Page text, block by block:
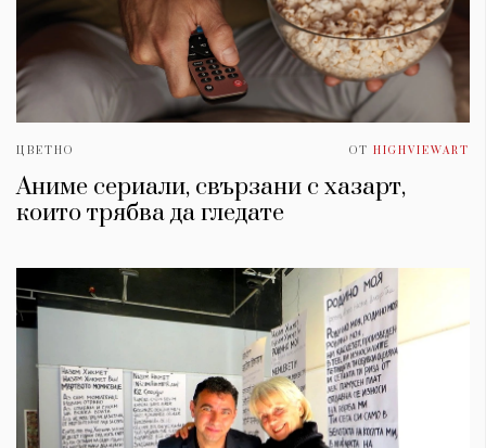
ЦВЕТНО ОТ HIGHVIEWART
Аниме сериали, свързани с хазарт,
които трябва да гледате